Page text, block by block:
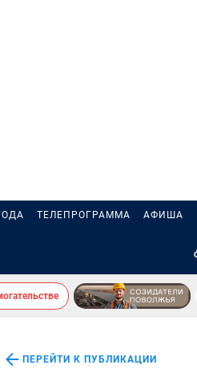
ТЕЛЕПРОГРАММА АФИША
ПЕРЕЙТИ К ПУБЛИКАЦИИ